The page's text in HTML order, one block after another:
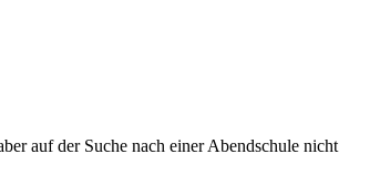
auf der Suche nach einer Abendschule nicht